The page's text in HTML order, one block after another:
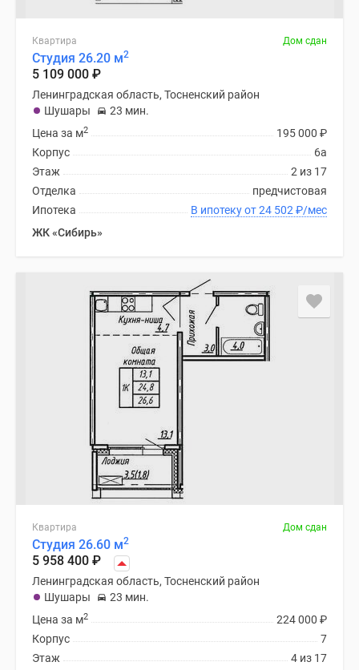
Квартира Дом сдан
Студия 26.20 м2
5 109 000 ₽
Ленинградская область, Тосненский район
Шушары
23 мин.
195 000 ₽
Цена за м2
6а
Корпус
2 из 17
Этаж
предчистовая
Отделка
В ипотеку от 24 502 ₽/мес
Ипотека
ЖК «Сибирь»
Квартира Дом сдан
Студия 26.60 м2
5 958 400 ₽
Ленинградская область, Тосненский район
Шушары
23 мин.
224 000 ₽
Цена за м2
7
Корпус
4 из 17
Этаж